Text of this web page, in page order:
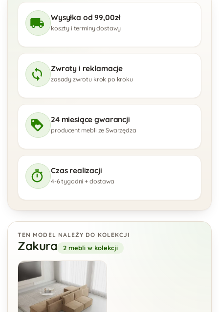
Wysyłka od 99,00zł
koszty i terminy dostawy
Zwroty i reklamacje
zasady zwrotu krok po kroku
24 miesiące gwarancji
producent mebli ze Swarzędza
Czas realizacji
4-6 tygodni + dostawa
TEN MODEL NALEŻY DO KOLEKCJI
Zakura 2 mebli w kolekcji